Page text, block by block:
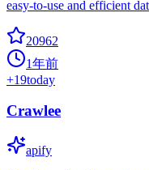
easy-to-use and efficient
20962
1年前
+19today
Crawlee
apify